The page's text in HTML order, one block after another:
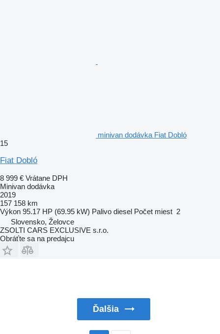
minivan dodávka Fiat Dobló
15
Fiat Dobló
8 999 € Vrátane DPH
Minivan dodávka
2019
157 158 km
Výkon 95.17 HP (69.95 kW) Palivo diesel Počet miest 2
Slovensko, Želovce
ZSOLTI CARS EXCLUSIVE s.r.o.
Obráťte sa na predajcu
Ďalšia